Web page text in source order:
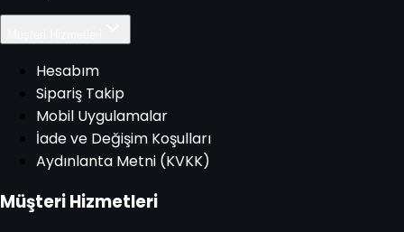
Hesabım
Sipariş Takip
Mobil Uygulamalar
İade ve Değişim Koşulları
Aydınlanta Metni (KVKK)
Müşteri Hizmetleri